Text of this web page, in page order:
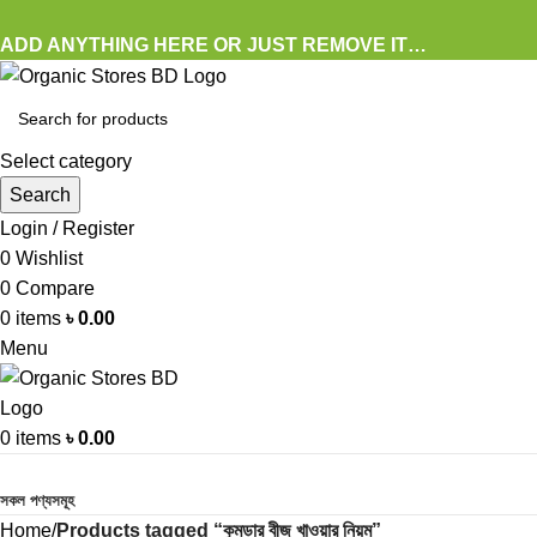
ADD ANYTHING HERE OR JUST REMOVE IT…
Select category
Search
Login / Register
0 Wishlist
0 Compare
0 items ৳0.00
Menu
0 items ৳0.00
সকল পণ্যসমূহ
Home Products tagged “কুমড়ার বীজ খাওয়ার নিয়ম”